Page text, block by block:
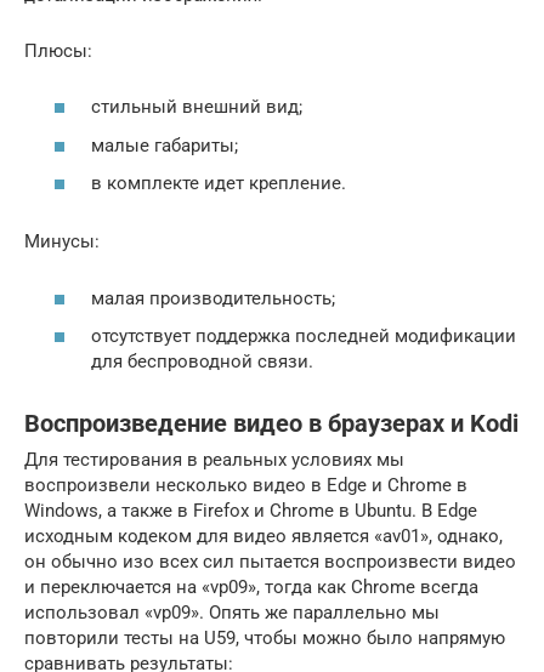
Плюсы:
стильный внешний вид;
малые габариты;
в комплекте идет крепление.
Минусы:
малая производительность;
отсутствует поддержка последней модификации
для беспроводной связи.
Воспроизведение видео в браузерах и Kodi
Для тестирования в реальных условиях мы
воспроизвели несколько видео в Edge и Chrome в
Windows, а также в Firefox и Chrome в Ubuntu. В Edge
исходным кодеком для видео является «av01», однако,
он обычно изо всех сил пытается воспроизвести видео
и переключается на «vp09», тогда как Chrome всегда
использовал «vp09». Опять же параллельно мы
повторили тесты на U59, чтобы можно было напрямую
сравнивать результаты: